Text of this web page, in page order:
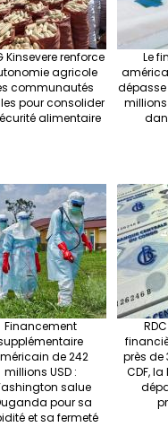
Kinsevere renforce
agricole
communautés
pour consolider
alimentaire
Le
millions
Financement
de 242
millions USD :
salue
pour sa
et sa fermeté
près de
CDF, la